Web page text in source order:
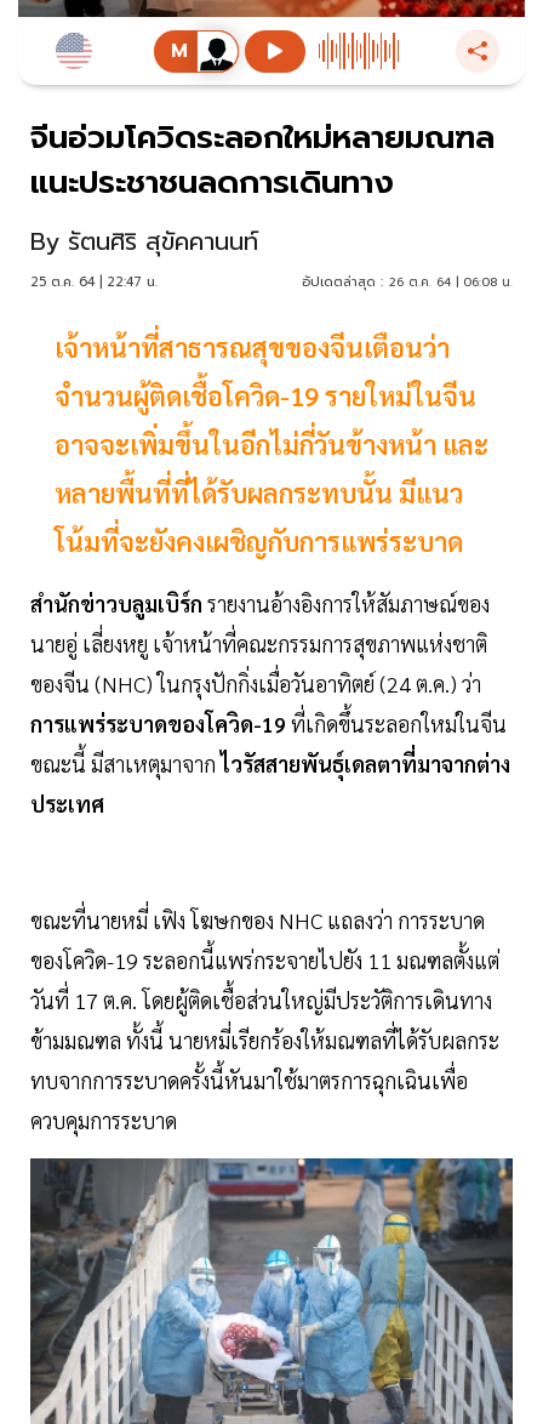
จีนอ่วมโควิดระลอกใหม่หลายมณฑล
แนะประชาชนลดการเดินทาง
By รัตนศิริ สุขัคคานนท์
25 ต.ค. 64 | 22:47 น. อัปเดตล่าสุด : 26 ต.ค. 64 | 06:08 น.
เจ้าหน้าที่สาธารณสุขของจีนเตือนว่า
จำนวนผู้ติดเชื้อโควิด-19 รายใหม่ในจีน
อาจจะเพิ่มขึ้นในอีกไม่กี่วันข้างหน้า และ
หลายพื้นที่ที่ได้รับผลกระทบนั้น มีแนว
โน้มที่จะยังคงเผชิญกับการแพร่ระบาด
สำนักข่าวบลูมเบิร์ก รายงานอ้างอิงการให้สัมภาษณ์ของ
นายอู่ เลี่ยงหยู เจ้าหน้าที่คณะกรรมการสุขภาพแห่งชาติ
ของจีน (NHC) ในกรุงปักกิ่งเมื่อวันอาทิตย์ (24 ต.ค.) ว่า
การแพร่ระบาดของโควิด-19 ที่เกิดขึ้นระลอกใหม่ในจีน
ขณะนี้ มีสาเหตุมาจากไวรัสสายพันธุ์เดลตาที่มาจากต่าง
ประเทศ
ขณะที่นายหมี่ เฟิง โฆษกของ NHC แถลงว่า การระบาด
ของโควิด-19 ระลอกนี้แพร่กระจายไปยัง 11 มณฑลตั้งแต่
วันที่ 17 ต.ค. โดยผู้ติดเชื้อส่วนใหญ่มีประวัติการเดินทาง
ข้ามมณฑล ทั้งนี้ นายหมี่เรียกร้องให้มณฑลที่ได้รับผลกระ
ทบจากการระบาดครั้งนี้หันมาใช้มาตรการฉุกเฉินเพื่อ
ควบคุมการระบาด